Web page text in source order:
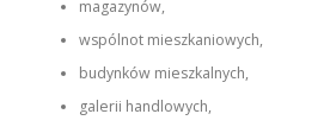
magazynów,
wspólnot mieszkaniowych,
budynków mieszkalnych,
galerii handlowych,